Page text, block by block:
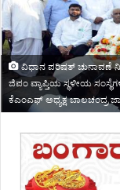
ವಿಧಾನ ಪರಿಷತ್ ಚುನಾವಣೆ
ಜಿಪಂ ವ್ಯಾಪ್ತಿಯ ಸ್ಥಳೀಯ
ಕೆಎಂಎಫ್ ಅಧ್ಯಕ್ಷ ಬಾಲಚಂದ್ರ